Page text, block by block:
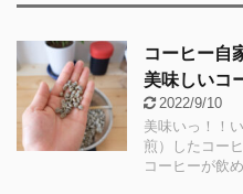
コーヒー自
美味しいコ
2022/9/10
美味いっ！！
煎）したコー
コーヒーが飲